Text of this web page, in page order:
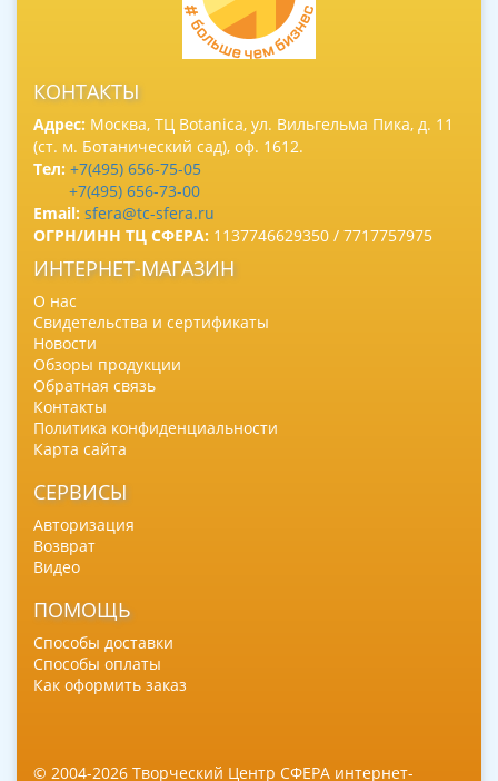
КОНТАКТЫ
Адрес: Москва, ТЦ Botanica, ул. Вильгельма Пика, д. 11
(ст. м. Ботанический сад), оф. 1612.
Тел: +7(495) 656-75-05
+7(495) 656-73-00
Email: sfera@tc-sfera.ru
ОГРН/ИНН ТЦ СФЕРА: 1137746629350 / 7717757975
ИНТЕРНЕТ-МАГАЗИН
О нас
Свидетельства и сертификаты
Новости
Обзоры продукции
Обратная связь
Контакты
Политика конфиденциальности
Карта сайта
СЕРВИСЫ
Авторизация
Возврат
Видео
ПОМОЩЬ
Способы доставки
Способы оплаты
Как оформить заказ
© 2004-2026 Творческий Центр СФЕРА интернет-